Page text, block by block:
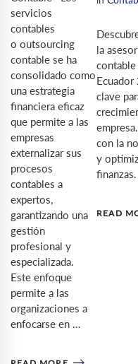
servicios
contables
o outsourcing
contable se ha
consolidado como
una estrategia
financiera eficaz
que permite a las
empresas
externalizar sus
procesos
contables a
expertos,
garantizando una
gestión
profesional y
especializada.
Este enfoque
permite a las
organizaciones a
enfocarse en …
la
contable
clave
con la
y
READ